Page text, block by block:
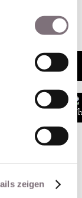
durch
widerrufen.
zeigen